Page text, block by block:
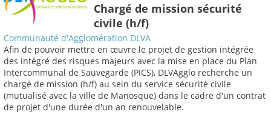
Chargé de mission sécurité
civile (h/f)
Communauté d'Agglomération DLVA
Afin de pouvoir mettre en œuvre le projet de gestion intégrée
des intégré des risques majeurs avec la mise en place du Plan
Intercommunal de Sauvegarde (PICS), DLVAgglo recherche un
chargé de mission (h/f) au sein du service sécurité civile
(mutualisé avec la ville de Manosque) dans le cadre d'un contrat
de projet d'une durée d'un an renouvelable.